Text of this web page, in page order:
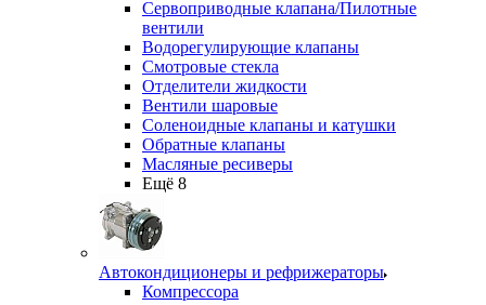
Сервоприводные клапана/Пилотные
вентили
Водорегулирующие клапаны
Смотровые стекла
Отделители жидкости
Вентили шаровые
Соленоидные клапаны и катушки
Обратные клапаны
Масляные ресиверы
Ещё 8
Автокондиционеры и рефрижераторы
Компрессора